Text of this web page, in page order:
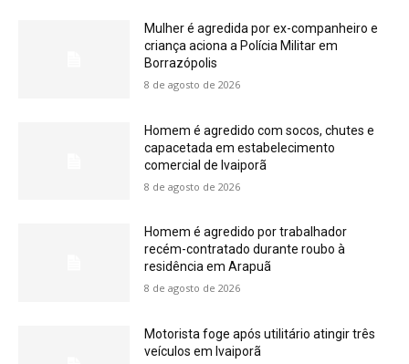
Mulher é agredida por ex-companheiro e
criança aciona a Polícia Militar em
Borrazópolis
8 de agosto de 2026
Homem é agredido com socos, chutes e
capacetada em estabelecimento
comercial de Ivaiporã
8 de agosto de 2026
Homem é agredido por trabalhador
recém-contratado durante roubo à
residência em Arapuã
8 de agosto de 2026
Motorista foge após utilitário atingir três
veículos em Ivaiporã